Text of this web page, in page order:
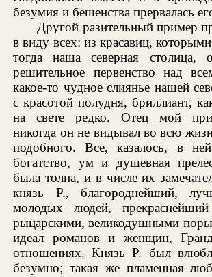
безумия и бешенства прервалась
Другой разительный пример
в виду всех: из красавиц,
тогда наша северная столица,
решительное первенство над
какое-то чудное слиянье нашей
с красотой полудня, бриллиант,
на свете редко. Отец мой
никогда он не видывал во всю
подобного. Все, казалось, в
богатство, ум и душевная
была толпа, и в числе их
князь Р., благороднейший,
молодых людей,
рыцарскими, великодушными
идеал романов и женщин,
отношениях. Князь Р. был
безумно; такая же пламенная